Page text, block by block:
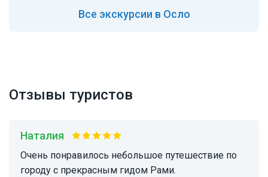
Все экскурсии в Осло
Отзывы туристов
Наталия
Очень понравилось небольшое путешествие по
городу с прекрасным гидом Рами.